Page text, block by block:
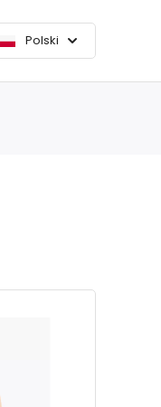
Polski